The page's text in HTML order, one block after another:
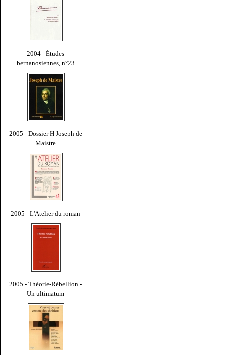
2004 - Études
bernanosiennes, n°23
2005 - Dossier H Joseph de
Maistre
2005 - L'Atelier du roman
2005 - Théorie-Rébellion -
Un ultimatum